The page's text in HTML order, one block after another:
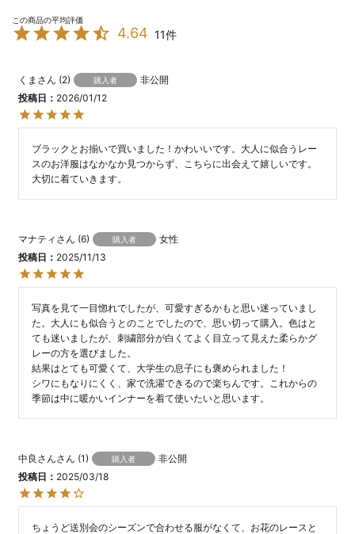
4.64 11
くま 2 購入者
非公開
投稿日
2026/01/12
ブラックとお揃いで買いました！かわいいです。大人に似合うレー
スのお洋服はなかなか見つからず、こちらに出会えて嬉しいです。
大切に着ていきます。
マナティ 6 購入者
女性
投稿日
2025/11/13
写真を見て一目惚れでしたが、可愛すぎるかもと思い迷っていまし
た。大人にも似合うとのことでしたので、思い切って購入。色はと
ても迷いましたが、刺繍部分が白くてよく目立って見えた柔らかグ
レーの方を選びました。
結果はとても可愛くて、大学生の息子にも褒められました！
シワにもなりにくく、家で洗濯できるので楽ちんです。これからの
中良さん 1 購入者
非公開
投稿日
2025/03/18
ちょうど送別会のシーズンで合わせる服がなくて、お花のレースと